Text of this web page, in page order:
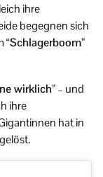
ihre
begegnen sich
“Schlagerboom”
wirklich”– und
ihre
hat in